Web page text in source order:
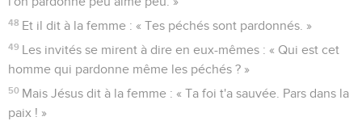
48 Et il dit à la femme : « Tes péchés sont pardonnés. »
49 Les invités se mirent à dire en eux-mêmes : « Qui est cet
homme qui pardonne même les péchés ? »
50 Mais Jésus dit à la femme : « Ta foi t'a sauvée. Pars dans la
paix ! »